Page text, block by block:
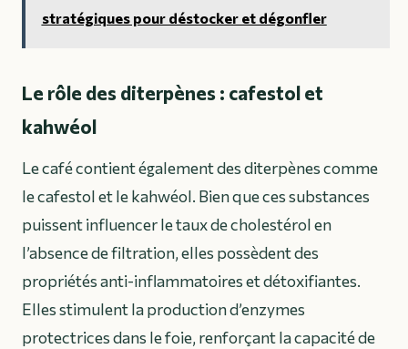
stratégiques pour déstocker et dégonfler
Le rôle des diterpènes : cafestol et
kahwéol
Le café contient également des diterpènes comme
le cafestol et le kahwéol. Bien que ces substances
puissent influencer le taux de cholestérol en
l’absence de filtration, elles possèdent des
propriétés anti-inflammatoires et détoxifiantes.
Elles stimulent la production d’enzymes
protectrices dans le foie, renforçant la capacité de